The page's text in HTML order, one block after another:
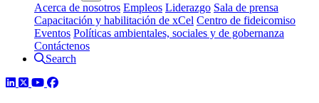
Acerca de nosotros Empleos Liderazgo Sala de prensa
Capacitación y habilitación de xCel Centro de fideicomiso
Eventos Políticas ambientales, sociales y de gobernanza
Contáctenos
Search
LinkedIn
TwitterYouTube
Facebook